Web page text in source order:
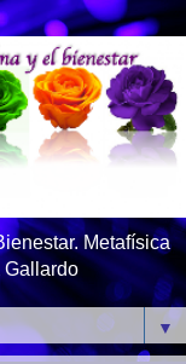
Metafísica
Gallardo
▼